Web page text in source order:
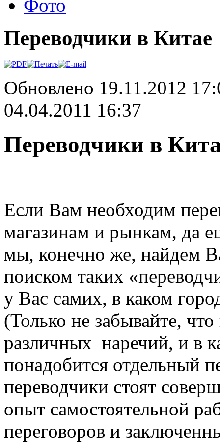
Фото
Переводчики в Китае
Обновлено 19.11.2012
04.04.2011 16:37
Переводчики в
Если Вам необходим
магазинам и рынкам, да
мы, конечно же, найдем
поиском таких
у Вас самих, в каком
(Только не забывайте,
различных наречий, и в
понадобится отдельный
переводчики стоят
опыт самостоятельной
переговоров и